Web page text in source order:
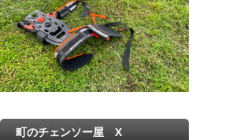
町のチェンソー屋 X